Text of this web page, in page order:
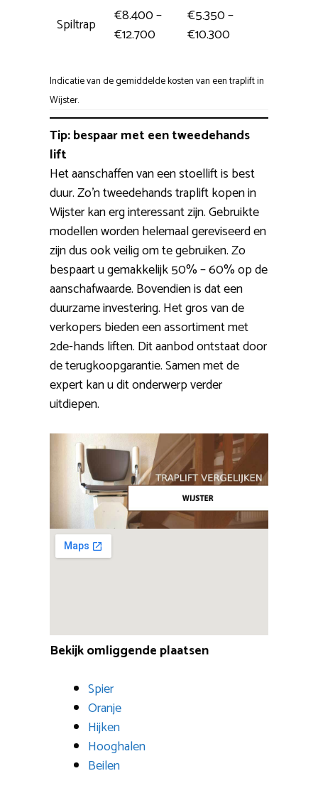
Spiltrap
€8.400 –
€12.700
€5.350 –
€10.300
Indicatie van de gemiddelde kosten van een traplift in
Wijster.
Tip: bespaar met een tweedehands
lift
Het aanschaffen van een stoellift is best
duur. Zo’n tweedehands traplift kopen in
Wijster kan erg interessant zijn. Gebruikte
modellen worden helemaal gereviseerd en
zijn dus ook veilig om te gebruiken. Zo
bespaart u gemakkelijk 50% – 60% op de
aanschafwaarde. Bovendien is dat een
duurzame investering. Het gros van de
verkopers bieden een assortiment met
2de-hands liften. Dit aanbod ontstaat door
de terugkoopgarantie. Samen met de
expert kan u dit onderwerp verder
uitdiepen.
Bekijk omliggende plaatsen
Spier
Oranje
Hijken
Hooghalen
Beilen